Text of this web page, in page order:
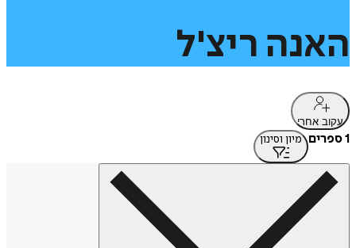
האנה ריצ'ל
עקוב אחרי
1 ספרים מיון וסינון